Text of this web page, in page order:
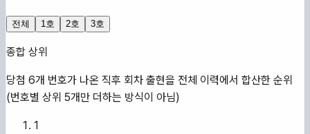
전체 1호 2호 3호
종합 상위
당첨 6개 번호가 나온 직후 회차 출현을 전체 이력에서 합산한 순위
(번호별 상위 5개만 더하는 방식이 아님)
1